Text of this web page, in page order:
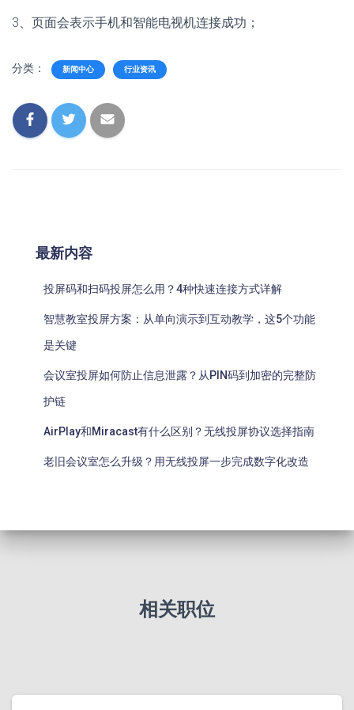
3、页面会表示手机和智能电视机连接成功；
分类： 新闻中心 行业资讯
最新内容
投屏码和扫码投屏怎么用？4种快速连接方式详解
智慧教室投屏方案：从单向演示到互动教学，这5个功能
是关键
会议室投屏如何防止信息泄露？从PIN码到加密的完整防
护链
AirPlay和Miracast有什么区别？无线投屏协议选择指南
老旧会议室怎么升级？用无线投屏一步完成数字化改造
相关职位